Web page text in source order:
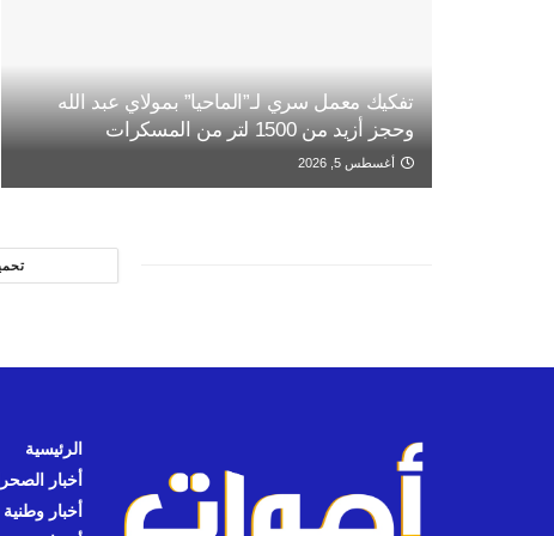
تفكيك معمل سري لـ”الماحيا” بمولاي عبد الله
وحجز أزيد من 1500 لتر من المسكرات
أغسطس 5, 2026
الرئيسية
أخبار
أخبار وطنية